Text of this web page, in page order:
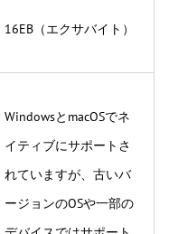
16EB（エクサバイト）
WindowsとmacOSでネ
イティブにサポートさ
れていますが、古いバ
ージョンのOSや一部の